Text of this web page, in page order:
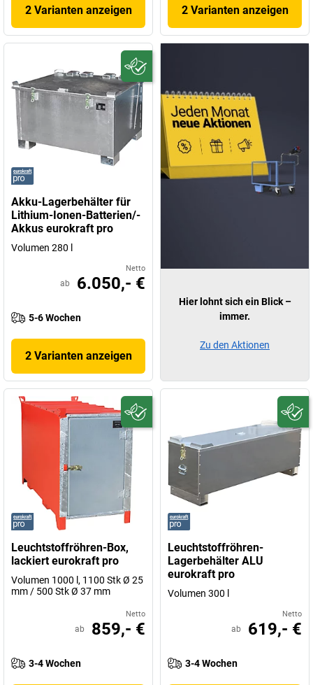
2 Varianten anzeigen 2 Varianten anzeigen
Akku-Lagerbehälter für
Lithium-Ionen-Batterien/-
Akkus eurokraft pro
Volumen 280 l
Netto
ab 6.050,- €
5-6 Wochen
2 Varianten anzeigen
Leuchtstoffröhren-Box,
lackiert eurokraft pro
Volumen 1000 l, 1100 Stk Ø 25
mm / 500 Stk Ø 37 mm
Netto
ab 859,- €
3-4 Wochen
Leuchtstoffröhren-
Lagerbehälter ALU
eurokraft pro
Volumen 300 l
Netto
ab 619,- €
3-4 Wochen
Hier lohnt sich ein Blick –
immer.
Zu den Aktionen